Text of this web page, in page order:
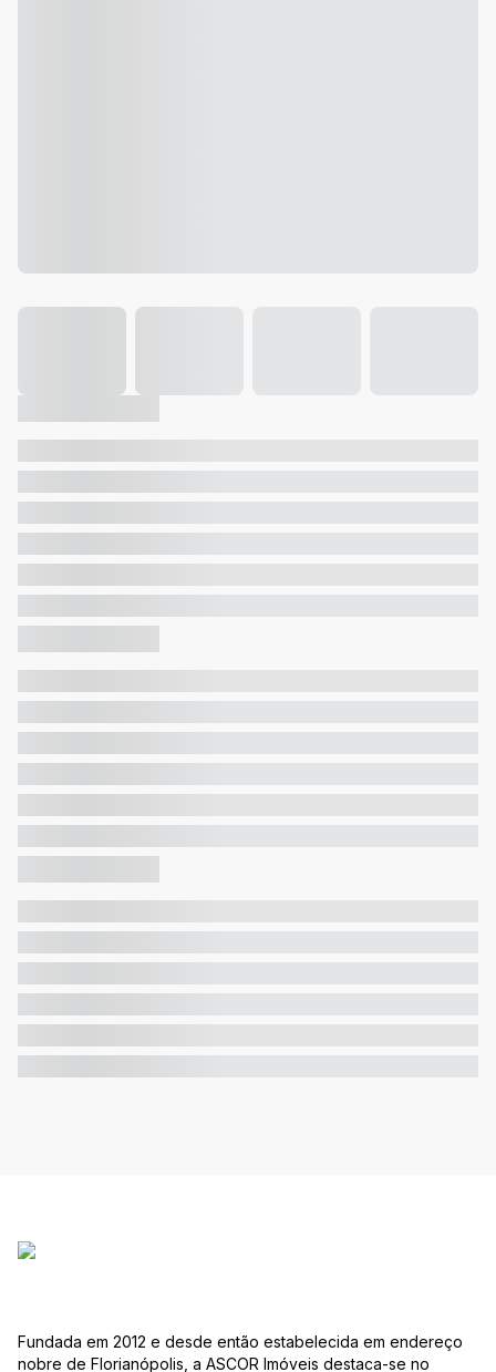
Fundada em 2012 e desde então estabelecida em endereço
nobre de Florianópolis, a ASCOR Imóveis destaca-se no